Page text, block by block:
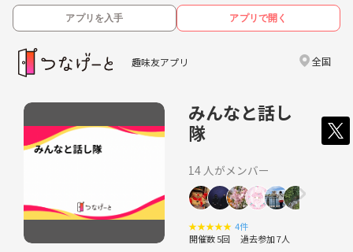
アプリを入手 アプリで開く
趣味友アプリ 全国
みんなと話し
隊
14 人がメンバー
★★★★★ 4件
開催数 5回 過去参加 7人